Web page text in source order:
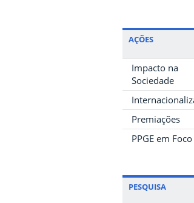
AÇÕES
Impacto na
Sociedade
Premiações
PPGE em Foco
PESQUISA